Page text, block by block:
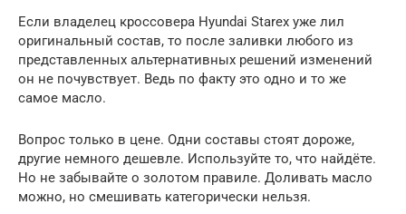
Если владелец кроссовера Hyundai Starex уже лил
оригинальный состав, то после заливки любого из
представленных альтернативных решений изменений
он не почувствует. Ведь по факту это одно и то же
самое масло.
Вопрос только в цене. Одни составы стоят дороже,
другие немного дешевле. Используйте то, что найдёте.
Но не забывайте о золотом правиле. Доливать масло
можно, но смешивать категорически нельзя.